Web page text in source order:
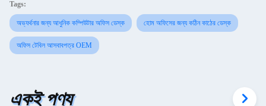
Tags:
অভ্যর্থনার জন্য আধুনিক কম্পিউটার অফিস ডেস্ক হোম অফিসের জন্য কঠিন কাঠের ডেস্ক
অফিস টেবিল আসবাবপত্র OEM
একই পণ্য